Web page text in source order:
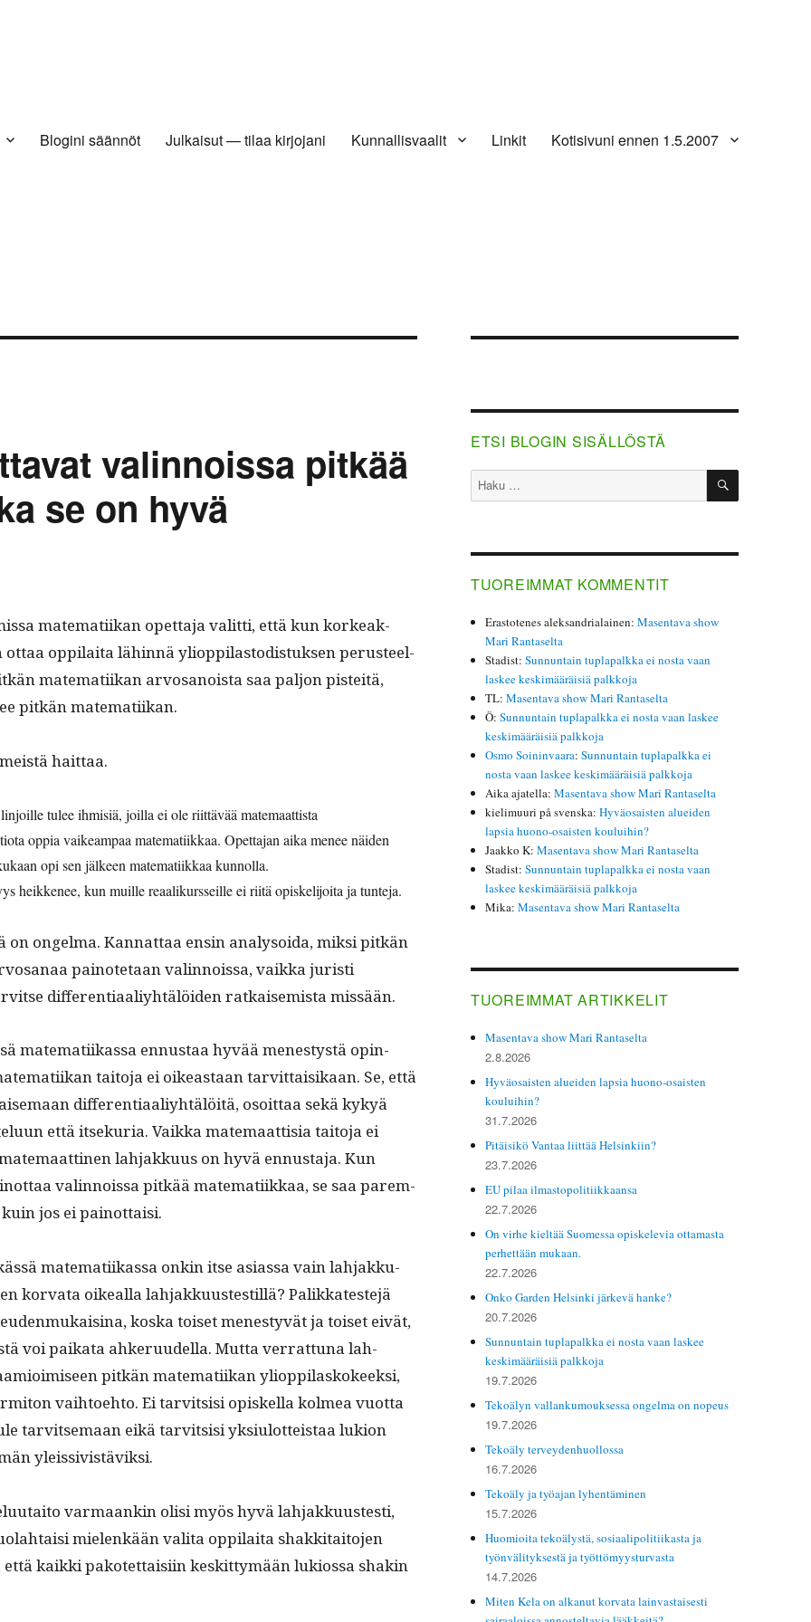
Blogini säännöt Julkaisut — tilaa kirjojani Kunnallisvaalit Linkit Kotisivuni ennen 1.5.2007
valinnoissa pitkää
se on hyvä
matem­ati­ikan opet­ta­ja valit­ti, että kun korkeak­
ottaa oppi­lai­ta lähin­nä yliop­pi­las­todis­tuk­sen perus­teel­
matem­ati­ikan arvosanoista saa paljon pis­teitä,
pitkän matematiikan.
haittaa.
tulee ihmisiä, joil­la ei ole riit­tävää matemaat­tista
oppia vaikeam­paa matem­ati­ikkaa. Opet­ta­jan aika menee näi­den
opi sen jäl­keen matem­ati­ikkaa kunnolla.
heikke­nee, kun muille reaa­likurs­seille ei riitä opiske­li­joi­ta ja tunteja.
on ongel­ma. Kan­nat­taa ensin analysoi­da, mik­si pitkän
pain­ote­taan valin­nois­sa, vaik­ka juristi
dif­fer­en­ti­aaliy­htälöi­den ratkaisemista missään.
matem­ati­ikas­sa ennus­taa hyvää men­estys­tä opin­
taito­ja ei oikeas­t­aan tarvit­taisikaan. Se, että
dif­fer­en­ti­aaliy­htälöitä, osoit­taa sekä kykyä
että itsekuria. Vaik­ka matemaat­tisia taito­ja ei
lah­jakku­us on hyvä ennus­ta­ja. Kun
valin­nois­sa pitkää matem­ati­ikkaa, se saa parem­
jos ei painottaisi.
matem­ati­ikas­sa onkin itse asi­as­sa vain lah­jakku­
kor­va­ta oikeal­la lah­jakku­ustestil­lä? Palikkat­este­jä
kos­ka toiset men­estyvät ja toiset eivät,
voi paika­ta ahkeru­udel­la. Mut­ta ver­rat­tuna lah­
pitkän matem­ati­ikan yliop­pi­lasko­keek­si,
vai­h­toe­hto. Ei tarvit­sisi opiskel­la kolmea vuot­ta
tarvit­se­maan eikä tarvit­sisi yksi­u­lot­teis­taa lukion
yleissivistäviksi.
var­maankin olisi myös hyvä lah­jakku­ustesti,
mie­lenkään vali­ta oppi­lai­ta shakki­taito­jen
kaik­ki pakotet­taisi­in keskit­tymään lukios­sa shakin
ETSI BLOGIN SISÄLLÖSTÄ
Etsi: HAKU
TUOREIMMAT KOMMENTIT
Erastotenes aleksandrialainen:Masentava show
Mari Rantaselta
Stadist:Sunnuntain tuplapalkka ei nosta vaan
laskee keskimääräisiä palkkoja
TL:Masentava show Mari Rantaselta
Ö:Sunnuntain tuplapalkka ei nosta vaan laskee
keskimääräisiä palkkoja
Osmo Soininvaara:Sunnuntain tuplapalkka ei
nosta vaan laskee keskimääräisiä palkkoja
Aika ajatella:Masentava show Mari Rantaselta
kielimuuri på svenska:Hyväosaisten alueiden
lapsia huono-osaisten kouluihin?
Jaakko K:Masentava show Mari Rantaselta
Stadist:Sunnuntain tuplapalkka ei nosta vaan
laskee keskimääräisiä palkkoja
Mika:Masentava show Mari Rantaselta
TUOREIMMAT ARTIKKELIT
Masentava show Mari Rantaselta
2.8.2026
Hyväosaisten alueiden lapsia huono-osaisten
kouluihin?
31.7.2026
Pitäisikö Vantaa liittää Helsinkiin?
23.7.2026
EU pilaa ilmastopolitiikkaansa
22.7.2026
On virhe kieltää Suomessa opiskelevia ottamasta
perhettään mukaan.
22.7.2026
Onko Garden Helsinki järkevä hanke?
20.7.2026
Sunnuntain tuplapalkka ei nosta vaan laskee
keskimääräisiä palkkoja
19.7.2026
Tekoälyn vallankumouksessa ongelma on nopeus
19.7.2026
Tekoäly terveydenhuollossa
16.7.2026
Tekoäly ja työajan lyhentäminen
15.7.2026
Huomioita tekoälystä, sosiaalipolitiikasta ja
työnvälityksestä ja työttömyysturvasta
14.7.2026
Miten Kela on alkanut korvata lainvastaisesti